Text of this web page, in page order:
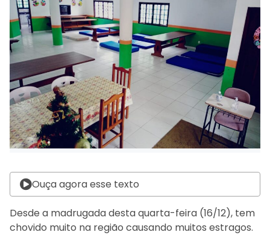
Ouça agora esse texto
Desde a madrugada desta quarta-feira (16/12), tem
chovido muito na região causando muitos estragos.